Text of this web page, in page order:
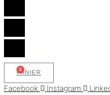
0
PANIER
Facebook Instagram